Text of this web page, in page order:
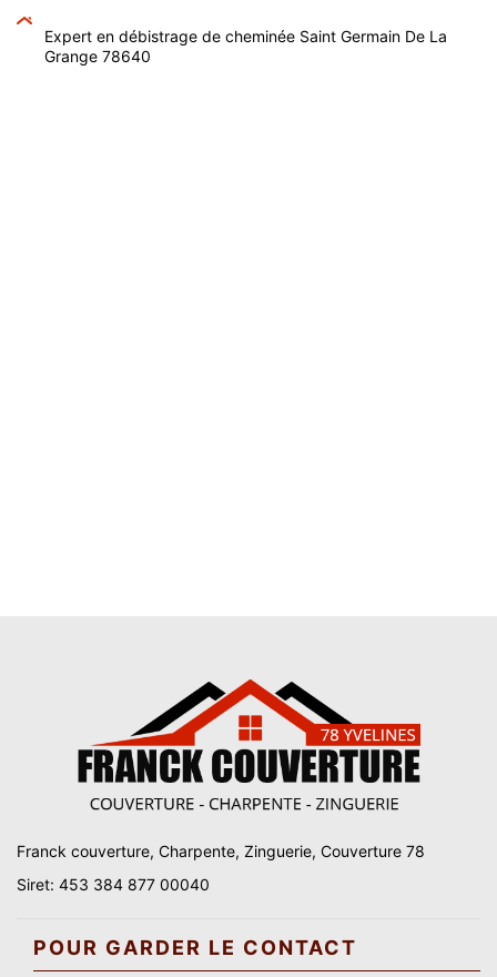
Expert en débistrage de cheminée Saint Germain De La
Grange 78640
Franck couverture, Charpente, Zinguerie, Couverture 78
Siret: 453 384 877 00040
POUR GARDER LE CONTACT